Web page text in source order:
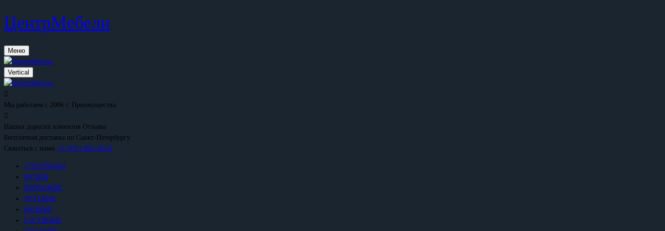
ЦентрМебели
Меню
Vertical
Мы работаем с 2006 г. Преимущества
Наших дорогих клиентов Отзывы
Бесплатная доставка по Санкт-Петербургу
Связаться с нами +7 (921) 965-30-61
+79219565441
КУХНИ
ПРИХОЖИЕ
ДЕТСКИЕ
ВАННЫЕ
ГОСТИНЫЕ